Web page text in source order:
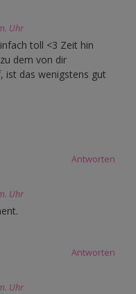
Uhr
toll <3 Zeit hin
dem von dir
ist das wenigstens gut
Antworten
Uhr
Antworten
Uhr